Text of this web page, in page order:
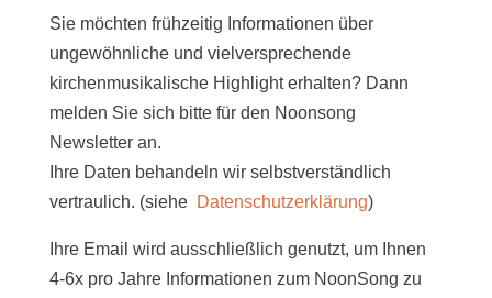
Sie möchten frühzeitig Informationen über
ungewöhnliche und vielversprechende
kirchenmusikalische Highlight erhalten? Dann
melden Sie sich bitte für den Noonsong
Newsletter an.
Ihre Daten behandeln wir selbstverständlich
vertraulich. (siehe Datenschutzerklärung)
Ihre Email wird ausschließlich genutzt, um Ihnen
4-6x pro Jahre Informationen zum NoonSong zu